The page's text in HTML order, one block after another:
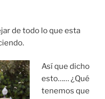
de todo lo que esta
Así que dicho
esto…… ¿Qué
tenemos que